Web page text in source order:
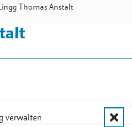
verwalten
Thomas Anstalt